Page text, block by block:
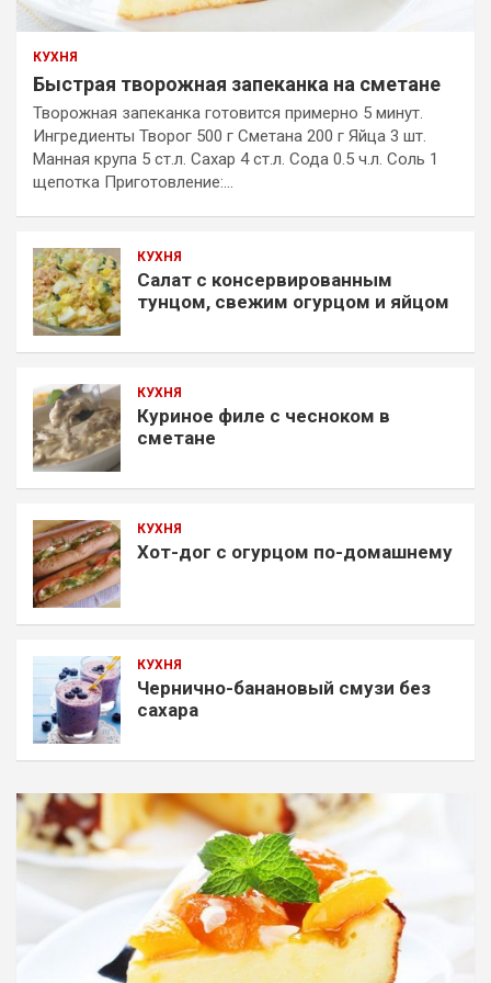
КУХНЯ
Быстрая творожная запеканка на сметане
Творожная запеканка готовится примерно 5 минут.
Ингредиенты Творог 500 г Сметана 200 г Яйца 3 шт.
Манная крупа 5 ст.л. Сахар 4 ст.л. Сода 0.5 ч.л. Соль 1
щепотка Приготовление:…
КУХНЯ
Салат с консервированным
тунцом, свежим огурцом и яйцом
КУХНЯ
Куриное филе с чесноком в
сметане
КУХНЯ
Хот-дог с огурцом по-домашнему
КУХНЯ
Чернично-банановый смузи без
сахара